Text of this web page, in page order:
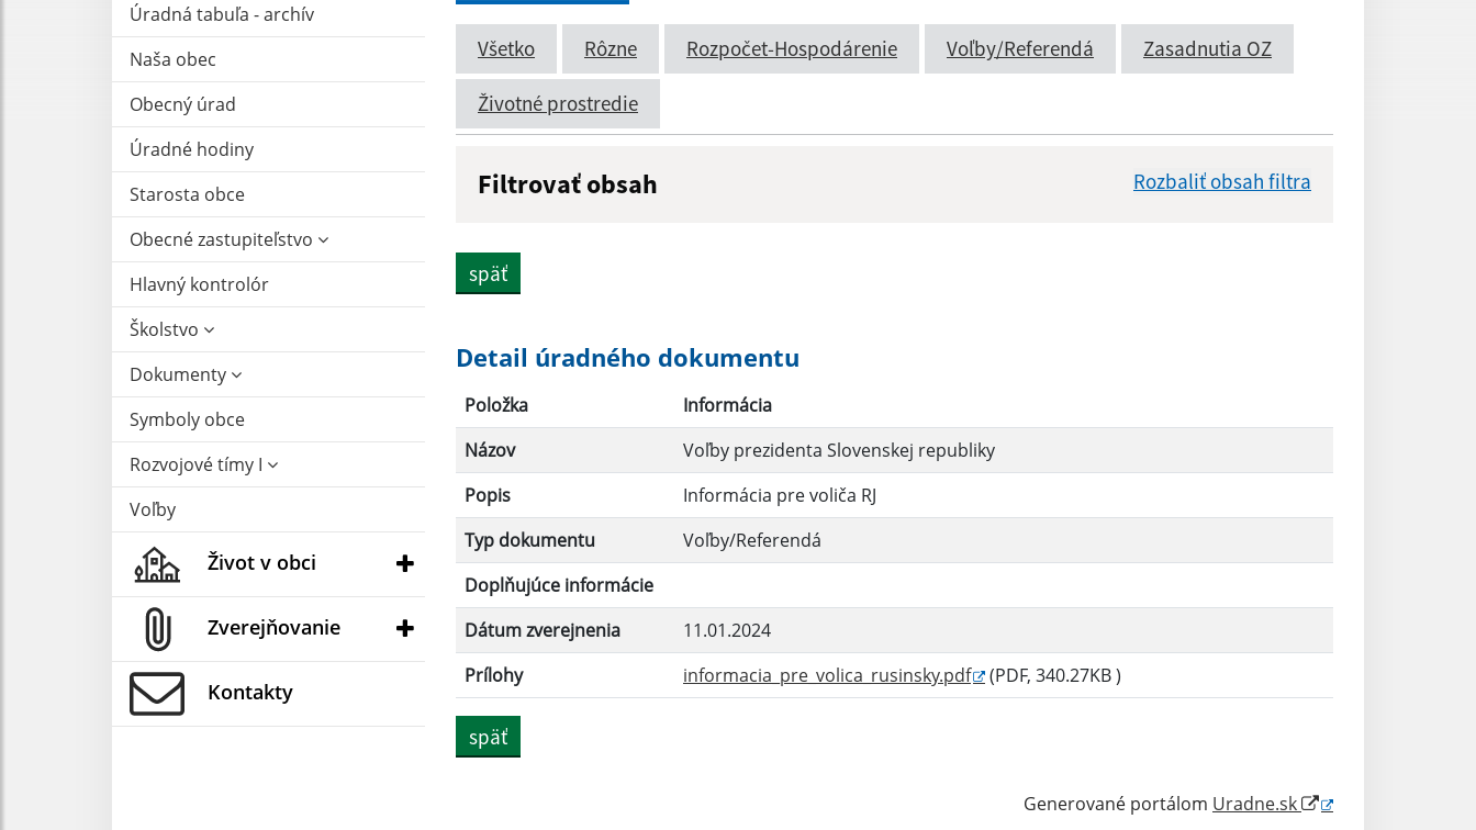
Úradná tabuľa - archív
Naša obec
Obecný úrad
Úradné hodiny
Starosta obce
Obecné zastupiteľstvo
Hlavný kontrolór
Školstvo
Dokumenty
Symboly obce
Rozvojové tímy I
Voľby
Život v obci
Zverejňovanie
Kontakty
Všetko Rôzne Rozpočet-Hospodárenie Voľby/Referendá Zasadnutia OZ
Životné prostredie
Filtrovať obsah Rozbaliť obsah filtra
Filtrovať Reset
späť
Detail úradného dokumentu
Položka
Informácia
Názov
Voľby prezidenta Slovenskej republiky
Popis
Informácia pre voliča RJ
Typ dokumentu
Voľby/Referendá
Doplňujúce informácie
Dátum zverejnenia
11.01.2024
Prílohy
informacia_pre_volica_rusinsky.pdf (PDF, 340.27KB )
späť
Generované portálom Uradne.sk